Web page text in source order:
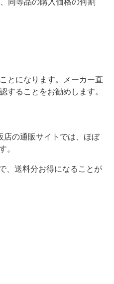
同等品の購入価格の何割
とになります。メーカー直
することをお勧めします。
店の通販サイトでは、ほぼ
。
、送料分お得になることが